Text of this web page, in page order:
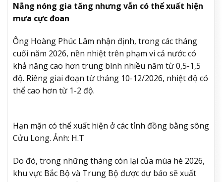
Nắng nóng gia tăng nhưng vẫn có thể xuất hiện
mưa cực đoan
Ông Hoàng Phúc Lâm nhận định, trong các tháng
cuối năm 2026, nền nhiệt trên phạm vi cả nước có
khả năng cao hơn trung bình nhiều năm từ 0,5-1,5
độ. Riêng giai đoạn từ tháng 10-12/2026, nhiệt độ có
thể cao hơn từ 1-2 độ.
Hạn mặn có thể xuất hiện ở các tỉnh đồng bằng sông
Cửu Long. Ảnh: H.T
Do đó, trong những tháng còn lại của mùa hè 2026,
khu vực Bắc Bộ và Trung Bộ được dự báo sẽ xuất